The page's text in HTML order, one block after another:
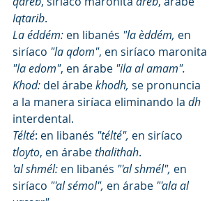
Iqtarib.
La éddém: en libanés "la èddém, en
siríaco "la qdom", en siríaco maronita
"la edom", en árabe "ila al amam".
Khod: del árabe khodh, se pronuncia
a la manera siríaca eliminando la dh
interdental.
Télté: en libanés "télté", en siríaco
tloyto, en árabe thalithah.
'al shmél: en libanés "'al shmél", en
siríaco "'al sémol", en árabe "'ala al